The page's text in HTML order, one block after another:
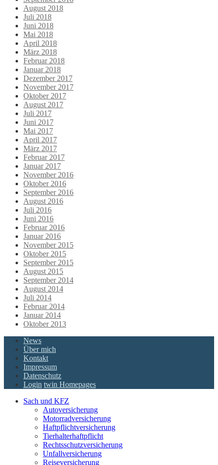
August 2018
Juli 2018
Juni 2018
Mai 2018
April 2018
März 2018
Februar 2018
Januar 2018
Dezember 2017
November 2017
Oktober 2017
August 2017
Juli 2017
Juni 2017
Mai 2017
April 2017
März 2017
Februar 2017
Januar 2017
November 2016
Oktober 2016
September 2016
August 2016
Juli 2016
Juni 2016
Februar 2016
Januar 2016
November 2015
Oktober 2015
September 2015
August 2015
September 2014
August 2014
Juli 2014
Februar 2014
Januar 2014
Oktober 2013
News
Über mich
Kontakt
Impressum
Datenschutz
Login twin Homepages
Sach und KFZ
Autoversicherung
Motorradversicherung
Haftpflichtversicherung
Tierhalterhaftpflicht
Rechtsschutzversicherung
Unfallversicherung
Reiseversicherung